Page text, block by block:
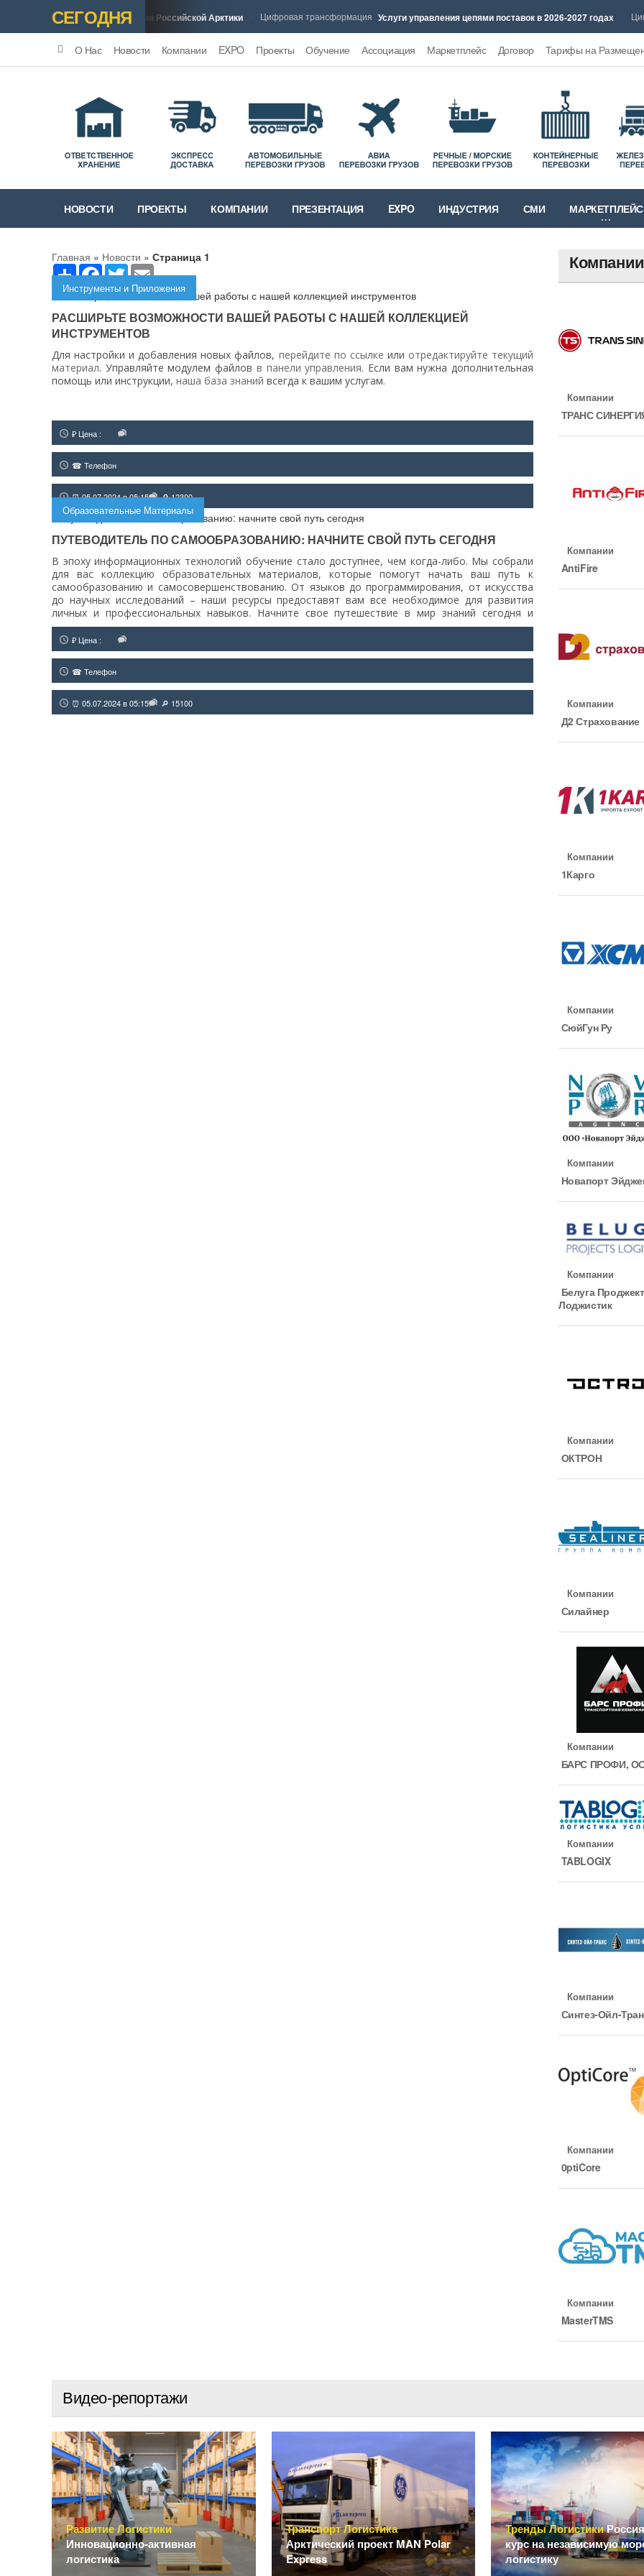
СЕГОДНЯ
путь: Главная Артерия Российской Арктики Цифровая трансформация Услуги управления цепями поставок в 2026-2027 годах
О Нас Новости Компании EXPO Проекты Обучение Ассоциация Маркетплейс Договор Тарифы на
НОВОСТИ ПРОЕКТЫ КОМПАНИИ ПРЕЗЕНТАЦИЯ EXPO ИНДУСТРИЯ СМИ МАРКЕТПЛЕЙС
Главная » Новости » Страница 1
Share Facebook
Twitter
Инструменты и Приложения
РАСШИРЬТЕ ВОЗМОЖНОСТИ ВАШЕЙ РАБОТЫ С НАШЕЙ КОЛЛЕКЦИЕЙ
ИНСТРУМЕНТОВ
Для настройки и добавления новых файлов, перейдите по ссылке или отредактируйте текущий
материал. Управляйте модулем файлов в панели управления. Если вам нужна дополнительная
помощь или инструкции, наша база знаний всегда к вашим услугам.
₽ Цена :
☎ Телефон
⏰ 05.07.2024 в 05:15 🔎 12300
Образовательные Материалы
ПУТЕВОДИТЕЛЬ ПО САМООБРАЗОВАНИЮ: НАЧНИТЕ СВОЙ ПУТЬ СЕГОДНЯ
В эпоху информационных технологий обучение стало доступнее, чем когда-либо. Мы собрали
для вас коллекцию образовательных материалов, которые помогут начать ваш путь к
самообразованию и самосовершенствованию. От языков до программирования, от искусства
до научных исследований – наши ресурсы предоставят вам все необходимое для развития
личных и профессиональных навыков. Начните свое путешествие в мир знаний сегодня и
откройте для себя неограниченные возможности учебы.
₽ Цена :
☎ Телефон
⏰ 05.07.2024 в 05:15 🔎 15100
Компании
Компании
ТРАНС
Компании
AntiFire
Компании
Д2 Страхование
Компании
1Карго
Компании
СюйГун Ру
Компании
Новапорт
Компании
Белуга
Лоджистик
Компании
ОКТРОН
Компании
Силайнер
Компании
БАРС ПРОФИ,
Компании
TABLOGIX
Компании
Синтез-Ойл-
Компании
0ptiCore
Компании
MasterTMS
Видео-репортажи
Развитие Логистики
Инновационно-активная
логистика
Транспорт Логистика
Арктический проект MAN Polar
Express
Тренды Логистики
курс на независимую
логистику